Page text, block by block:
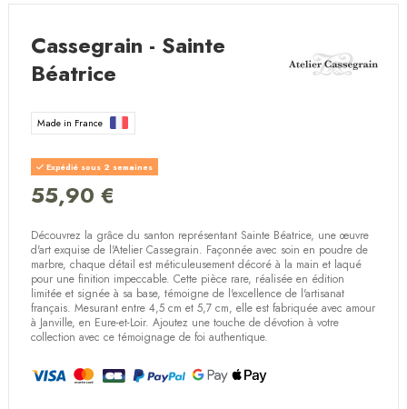
Cassegrain - Sainte
Béatrice
Made in France
Expédié sous 2 semaines
55,90 €
Découvrez la grâce du santon représentant Sainte Béatrice, une œuvre
d'art exquise de l'Atelier Cassegrain. Façonnée avec soin en poudre de
marbre, chaque détail est méticuleusement décoré à la main et laqué
pour une finition impeccable. Cette pièce rare, réalisée en édition
limitée et signée à sa base, témoigne de l'excellence de l'artisanat
français. Mesurant entre 4,5 cm et 5,7 cm, elle est fabriquée avec amour
à Janville, en Eure-et-Loir. Ajoutez une touche de dévotion à votre
collection avec ce témoignage de foi authentique.